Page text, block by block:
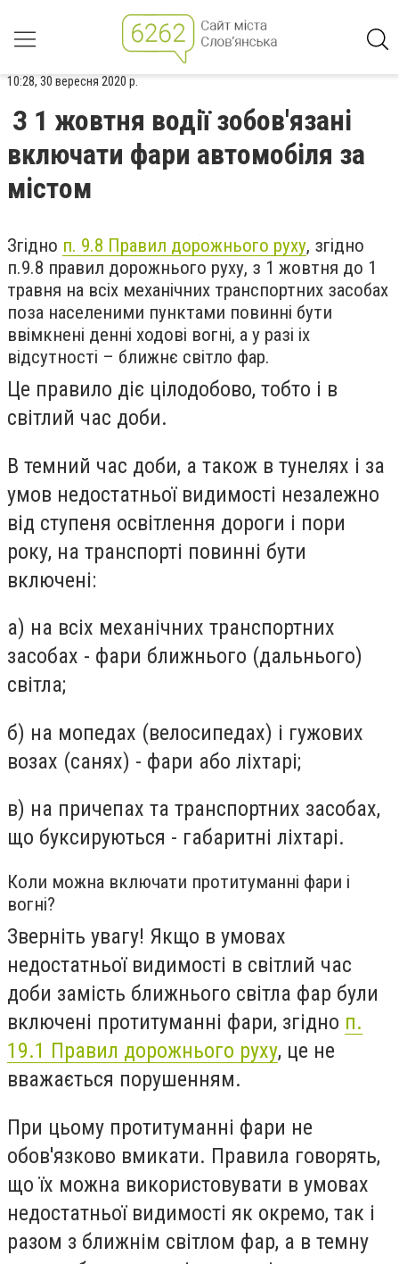
10:28, 30 вересня 2020 р.
З 1 жовтня водії зобов'язані
включати фари автомобіля за
містом
Згідно п. 9.8 Правил дорожнього руху, згідно
п.9.8 правил дорожнього руху, з 1 жовтня до 1
травня на всіх механічних транспортних засобах
поза населеними пунктами повинні бути
ввімкнені денні ходові вогні, а у разі іх
відсутності – ближнє світло фар.
Це правило діє цілодобово, тобто і в
світлий час доби.
В темний час доби, а також в тунелях і за
умов недостатньої видимості незалежно
від ступеня освітлення дороги і пори
року, на транспорті повинні бути
включені:
а) на всіх механічних транспортних
засобах - фари ближнього (дальнього)
світла;
б) на мопедах (велосипедах) і гужових
возах (санях) - фари або ліхтарі;
в) на причепах та транспортних засобах,
що буксируються - габаритні ліхтарі.
Коли можна включати протитуманні фари і
вогні?
Зверніть увагу! Якщо в умовах
недостатньої видимості в світлий час
доби замість ближнього світла фар були
включені протитуманні фари, згідно п.
19.1 Правил дорожнього руху, це не
вважається порушенням.
При цьому протитуманні фари не
обов'язково вмикати. Правила говорять,
що їх можна використовувати в умовах
недостатньої видимості як окремо, так і
разом з ближнім світлом фар, а в темну